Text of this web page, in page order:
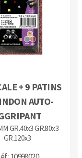
DE SURFACE
+ 9 PATINS
AUTO-
GR.40x3 GR.80x3
GR.120x3